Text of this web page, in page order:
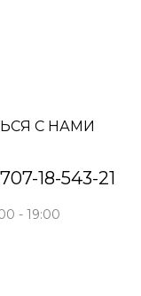
С НАМИ
18-543-21
- 19:00